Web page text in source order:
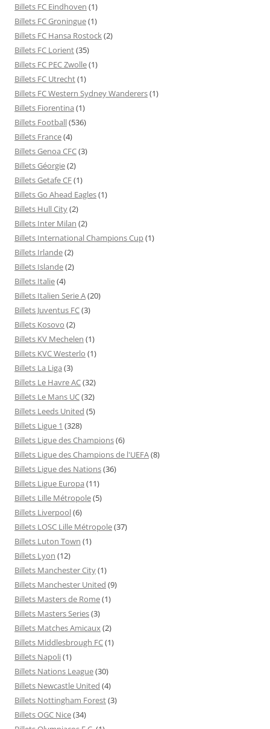
Billets FC Eindhoven (1)
Billets FC Groningue(1)
Billets FC Hansa Rostock(2)
Billets FC Lorient(35)
Billets FC PEC Zwolle(1)
Billets FC Utrecht(1)
Billets FC Western Sydney Wanderers(1)
Billets Fiorentina (1)
Billets Football(536)
Billets France(4)
Billets Genoa CFC(3)
Billets Géorgie(2)
Billets Getafe CF(1)
Billets Go Ahead Eagles(1)
Billets Hull City(2)
Billets Inter Milan (2)
Billets International Champions Cup(1)
Billets Irlande(2)
Billets Islande(2)
Billets Italie(4)
Billets Italien Serie A(20)
Billets Juventus FC(3)
Billets Kosovo (2)
Billets KV Mechelen (1)
Billets KVC Westerlo (1)
Billets La Liga (3)
Billets Le Havre AC(32)
Billets Le Mans UC(32)
Billets Leeds United (5)
Billets Ligue 1 (328)
Billets Ligue des Champions(6)
Billets Ligue des Champions de l'UEFA(8)
Billets Ligue des Nations(36)
Billets Ligue Europa (11)
Billets Lille Métropole(5)
Billets Liverpool(6)
Billets LOSC Lille Métropole(37)
Billets Luton Town (1)
Billets Lyon (12)
Billets Manchester City(1)
Billets Manchester United (9)
Billets Masters de Rome(1)
Billets Masters Series(3)
Billets Matches Amicaux(2)
Billets Middlesbrough FC(1)
Billets Napoli(1)
Billets Nations League(30)
Billets Newcastle United (4)
Billets Nottingham Forest(3)
Billets OGC Nice(34)